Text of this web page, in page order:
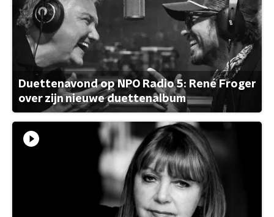
Duettenavond op NPO Radio 5: René Froger
over zijn nieuwe duettenalbum